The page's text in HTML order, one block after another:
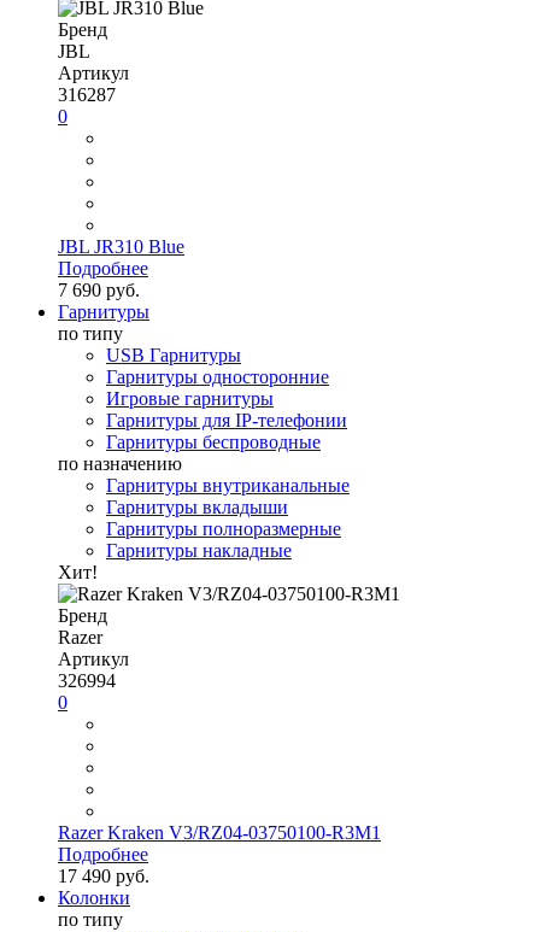
Бренд
JBL
Артикул
316287
0
JBL JR310 Blue
Подробнее
7 690 руб.
Гарнитуры
по типу
USB Гарнитуры
Гарнитуры односторонние
Игровые гарнитуры
Гарнитуры для IP-телефонии
Гарнитуры беспроводные
по назначению
Гарнитуры внутриканальные
Гарнитуры вкладыши
Гарнитуры полноразмерные
Гарнитуры накладные
Хит!
Бренд
Razer
Артикул
326994
0
Razer Kraken V3/RZ04-03750100-R3M1
Подробнее
17 490 руб.
Колонки
по типу